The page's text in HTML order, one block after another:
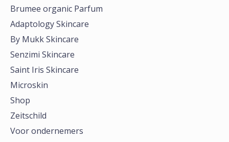
Brumee organic Parfum
Adaptology Skincare
By Mukk Skincare
Senzimi Skincare
Saint Iris Skincare
Microskin
Shop
Zeitschild
Voor ondernemers